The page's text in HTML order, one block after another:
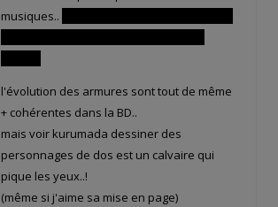
musiques..
l'évolution des armures sont tout de même
+ cohérentes dans la BD..
mais voir kurumada dessiner des
personnages de dos est un calvaire qui
pique les yeux..!
(même si j'aime sa mise en page)